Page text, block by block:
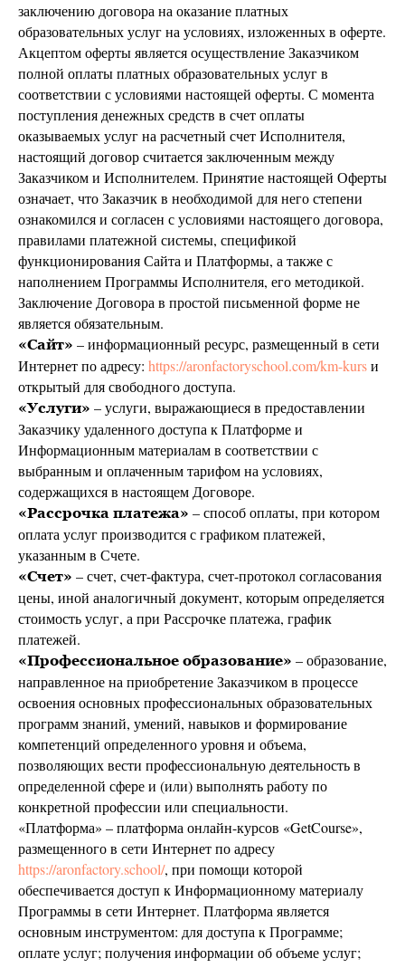
заключению договора на оказание платных
образовательных услуг на условиях, изложенных в оферте.
Акцептом оферты является осуществление Заказчиком
полной оплаты платных образовательных услуг в
соответствии с условиями настоящей оферты. С момента
поступления денежных средств в счет оплаты
оказываемых услуг на расчетный счет Исполнителя,
настоящий договор считается заключенным между
Заказчиком и Исполнителем. Принятие настоящей Оферты
означает, что Заказчик в необходимой для него степени
ознакомился и согласен с условиями настоящего договора,
правилами платежной системы, спецификой
функционирования Сайта и Платформы, а также с
наполнением Программы Исполнителя, его методикой.
Заключение Договора в простой письменной форме не
является обязательным.
«Сайт» – информационный ресурс, размещенный в сети
Интернет по адресу: https://aronfactoryschool.com/km-kursи
открытый для свободного доступа.
«Услуги» – услуги, выражающиеся в предоставлении
Заказчику удаленного доступа к Платформе и
Информационным материалам в соответствии с
выбранным и оплаченным тарифом на условиях,
содержащихся в настоящем Договоре.
«Рассрочка платежа» – способ оплаты, при котором
оплата услуг производится с графиком платежей,
указанным в Счете.
«Счет» – счет, счет-фактура, счет-протокол согласования
цены, иной аналогичный документ, которым определяется
стоимость услуг, а при Рассрочке платежа, график
платежей.
«Профессиональное образование» – образование,
направленное на приобретение Заказчиком в процессе
освоения основных профессиональных образовательных
программ знаний, умений, навыков и формирование
компетенций определенного уровня и объема,
позволяющих вести профессиональную деятельность в
определенной сфере и (или) выполнять работу по
конкретной профессии или специальности.
«Платформа» – платформа онлайн-курсов «GetCourse»,
размещенного в сети Интернет по адресу
https://aronfactory.school/, при помощи которой
обеспечивается доступ к Информационному материалу
Программы в сети Интернет. Платформа является
основным инструментом: для доступа к Программе;
оплате услуг; получения информации об объеме услуг;